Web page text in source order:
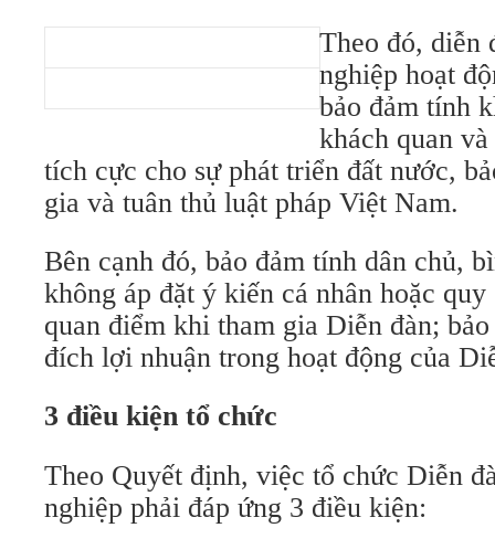
Theo đó, diễn
nghiệp hoạt
bảo đảm tính
khách quan
tích cực cho sự phát triển đất nước,
gia và tuân thủ luật pháp Việt Nam.
Bên cạnh đó, bảo đảm tính dân chủ,
không áp đặt ý kiến cá nhân hoặc
quan điểm khi tham gia Diễn đàn;
đích lợi nhuận trong hoạt động của
3 điều kiện tổ chức
Theo Quyết định, việc tổ chức Diễn
nghiệp phải đáp ứng 3 điều kiện: